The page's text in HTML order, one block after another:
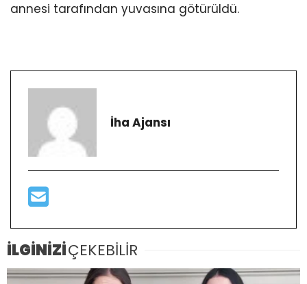
annesi tarafından yuvasına götürüldü.
İha Ajansı
İLGİNİZİÇEKEBİLİR